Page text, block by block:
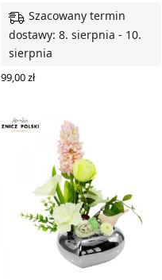
Szacowany termin
dostawy: 8. sierpnia - 10.
sierpnia
99,00zł